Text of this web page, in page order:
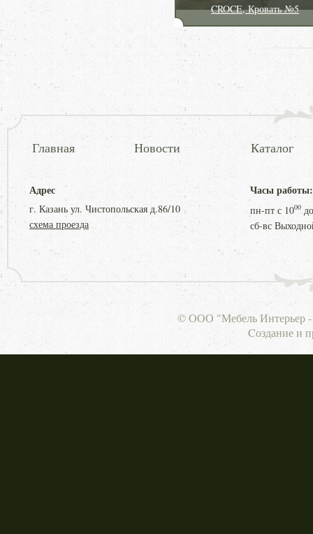
CROCE, Кровать №5
Главная Новости Каталог
Адрес
г. Казань ул. Чистопольская д.86/10
схема проезда
Часы работы:
пн-пт с 1000
сб-вс
© ООО "Мебель Интерьер -
Cоздание и